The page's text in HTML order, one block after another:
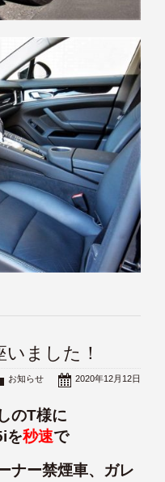
ました！
2020年12月12日
お知らせ
のT様に
を秒速で
ナー禁煙車、ガレ